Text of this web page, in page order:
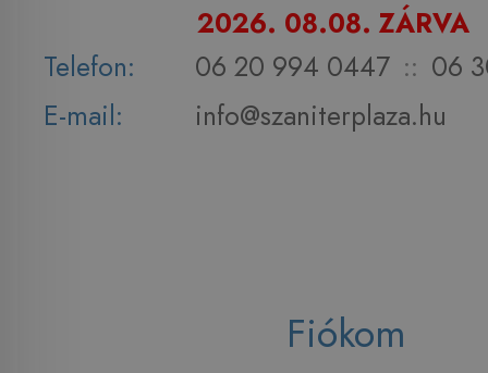
2026. 08.08. ZÁRVA
Telefon:
06 20 994 0447 :: 06
E-mail:
info@szaniterplaza.hu
Fiókom